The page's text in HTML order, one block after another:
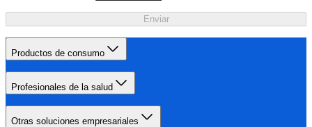
Enviar
Productos de consumo
Profesionales de la salud
Otras soluciones empresariales